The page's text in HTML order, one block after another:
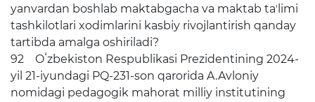
yanvardan boshlab maktabgacha va maktab taʼlimi
tashkilotlari xodimlarini kasbiy rivojlantirish qanday
tartibda amalga oshiriladi?
92 Oʻzbekiston Respublikasi Prezidentining 2024-
yil 21-iyundagi PQ-231-son qarorida A.Avloniy
nomidagi pedagogik mahorat milliy institutining